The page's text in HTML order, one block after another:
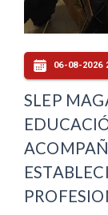
06-08-2026
SLEP